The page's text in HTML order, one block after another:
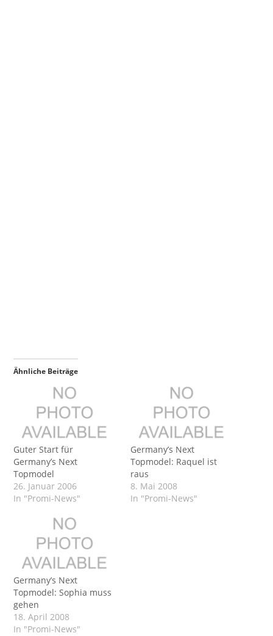
Ähnliche Beiträge
Guter Start für
Germany’s Next
Topmodel
26. Januar 2006
In "Promi-News"
Germany’s Next
Topmodel: Raquel ist
raus
8. Mai 2008
In "Promi-News"
Germany’s Next
Topmodel: Sophia muss
gehen
18. April 2008
In "Promi-News"